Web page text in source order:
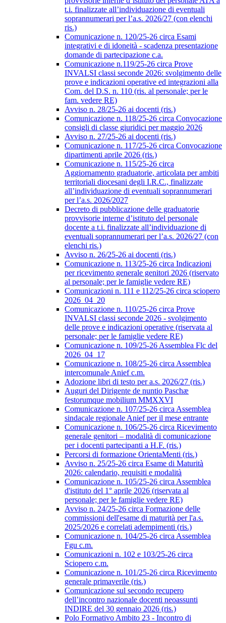
t.i. finalizzate all’individuazione di eventuali
soprannumerari per l’a.s. 2026/27 (con elenchi
ris.)
Comunicazione n. 120/25-26 circa Esami
integrativi e di idoneità - scadenza presentazione
domande di partecipazione c.a.
Comunicazione n.119/25-26 circa Prove
INVALSI classi seconde 2026: svolgimento delle
prove e indicazioni operative ed integrazioni alla
Com. del D.S. n. 110 (ris. al personale; per le
fam. vedere RE)
Avviso n. 28/25-26 ai docenti (ris.)
Comunicazione n. 118/25-26 circa Convocazione
consigli di classe giuridici per maggio 2026
Avviso n. 27/25-26 ai docenti (ris.)
Comunicazione n. 117/25-26 circa Convocazione
dipartimenti aprile 2026 (ris.)
Comunicazione n. 115/25-26 circa
Aggiornamento graduatorie, articolata per ambiti
territoriali diocesani degli I.R.C., finalizzate
all’individuazione di eventuali soprannumerari
per l’a.s. 2026/2027
Decreto di pubblicazione delle graduatorie
provvisorie interne d’istituto del personale
docente a t.i. finalizzate all’individuazione di
eventuali soprannumerari per l’a.s. 2026/27 (con
elenchi ris.)
Avviso n. 26/25-26 ai docenti (ris.)
Comunicazione n. 113/25-26 circa Indicazioni
per ricevimento generale genitori 2026 (riservato
al personale; per le famiglie vedere RE)
Comunicazioni n. 111 e 112/25-26 circa sciopero
2026_04_20
Comunicazione n. 110/25-26 circa Prove
INVALSI classi seconde 2026 - svolgimento
delle prove e indicazioni operative (riservata al
personale; per le famiglie vedere RE)
Comunicazione n. 109/25-26 Assemblea Flc del
2026_04_17
Comunicazione n. 108/25-26 circa Assemblea
intercomunale Anief c.m.
Adozione libri di testo per a.s. 2026/27 (ris.)
Auguri del Dirigente de nuntio Paschæ
festorumque mobilium MMXXVI
Comunicazione n. 107/25-26 circa Assemblea
sindacale regionale Anief per il mese entrante
Comunicazione n. 106/25-26 circa Ricevimento
generale genitori – modalità di comunicazione
per i docenti partecipanti a H.F. (ris.)
Percorsi di formazione OrientaMenti (ris.)
Avviso n. 25/25-26 circa Esame di Maturità
2026: calendario, requisiti e modalità
Comunicazione n. 105/25-26 circa Assemblea
d'istituto del 1° aprile 2026 (riservata al
personale; per le famiglie vedere RE)
Avviso n. 24/25-26 circa Formazione delle
commissioni dell'esame di maturità per l'a.s.
2025/2026 e correlati adempimenti (ris.)
Comunicazione n. 104/25-26 circa Assemblea
Fgu c.m.
Comunicazioni n. 102 e 103/25-26 circa
Sciopero c.m.
Comunicazione n. 101/25-26 circa Ricevimento
generale primaverile (ris.)
Comunicazione sul secondo recupero
dell’incontro nazionale docenti neoassunti
INDIRE del 30 gennaio 2026 (ris.)
Polo Formativo Ambito 23 - Incontro di